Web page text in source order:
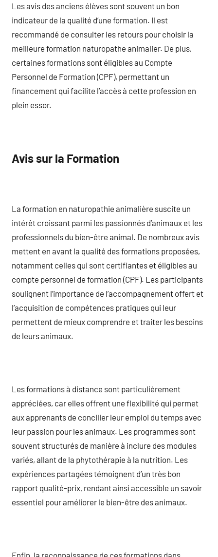
Les avis des anciens élèves sont souvent un bon
indicateur de la qualité d’une formation. Il est
recommandé de consulter les retours pour choisir la
meilleure formation naturopathe animalier. De plus,
certaines formations sont éligibles au Compte
Personnel de Formation (CPF), permettant un
financement qui facilite l’accès à cette profession en
plein essor.
Avis sur la Formation
La formation en naturopathie animalière suscite un
intérêt croissant parmi les passionnés d’animaux et les
professionnels du bien-être animal. De nombreux avis
mettent en avant la qualité des formations proposées,
notamment celles qui sont certifiantes et éligibles au
compte personnel de formation (CPF). Les participants
soulignent l’importance de l’accompagnement offert et
l’acquisition de compétences pratiques qui leur
permettent de mieux comprendre et traiter les besoins
de leurs animaux.
Les formations à distance sont particulièrement
appréciées, car elles offrent une flexibilité qui permet
aux apprenants de concilier leur emploi du temps avec
leur passion pour les animaux. Les programmes sont
souvent structurés de manière à inclure des modules
variés, allant de la phytothérapie à la nutrition. Les
expériences partagées témoignent d’un très bon
rapport qualité-prix, rendant ainsi accessible un savoir
essentiel pour améliorer le bien-être des animaux.
Enfin, la reconnaissance de ces formations dans